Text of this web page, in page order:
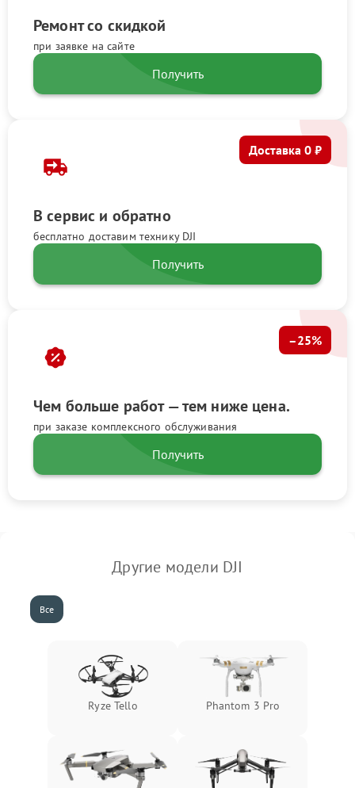
Ремонт со скидкой
при заявке на сайте
Получить
В сервис и обратно
бесплатно доставим технику DJI
Доставка 0 ₽
Получить
Чем больше работ — тем ниже цена.
при заказе комплексного обслуживания
–25%
Получить
Другие модели DJI
Все
Ryze Tello Phantom 3 Pro